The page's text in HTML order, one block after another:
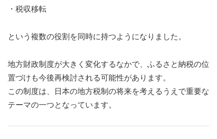
・税収移転
という複数の役割を同時に持つようになりました。
地方財政制度が大きく変化するなかで、ふるさと納税の位
置づけも今後再検討される可能性があります。
この制度は、日本の地方税制の将来を考えるうえで重要な
テーマの一つとなっています。